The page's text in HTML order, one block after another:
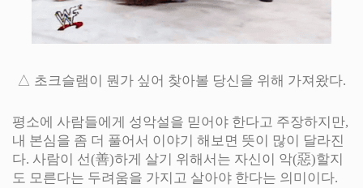
△ 초크슬램이 뭔가 싶어 찾아볼 당신을 위해 가져왔다.
평소에 사람들에게 성악설을 믿어야 한다고 주장하지만,
내 본심을 좀 더 풀어서 이야기 해보면 뜻이 많이 달라진
다. 사람이 선(善)하게 살기 위해서는 자신이 악(惡)할지
도 모른다는 두려움을 가지고 살아야 한다는 의미이다.